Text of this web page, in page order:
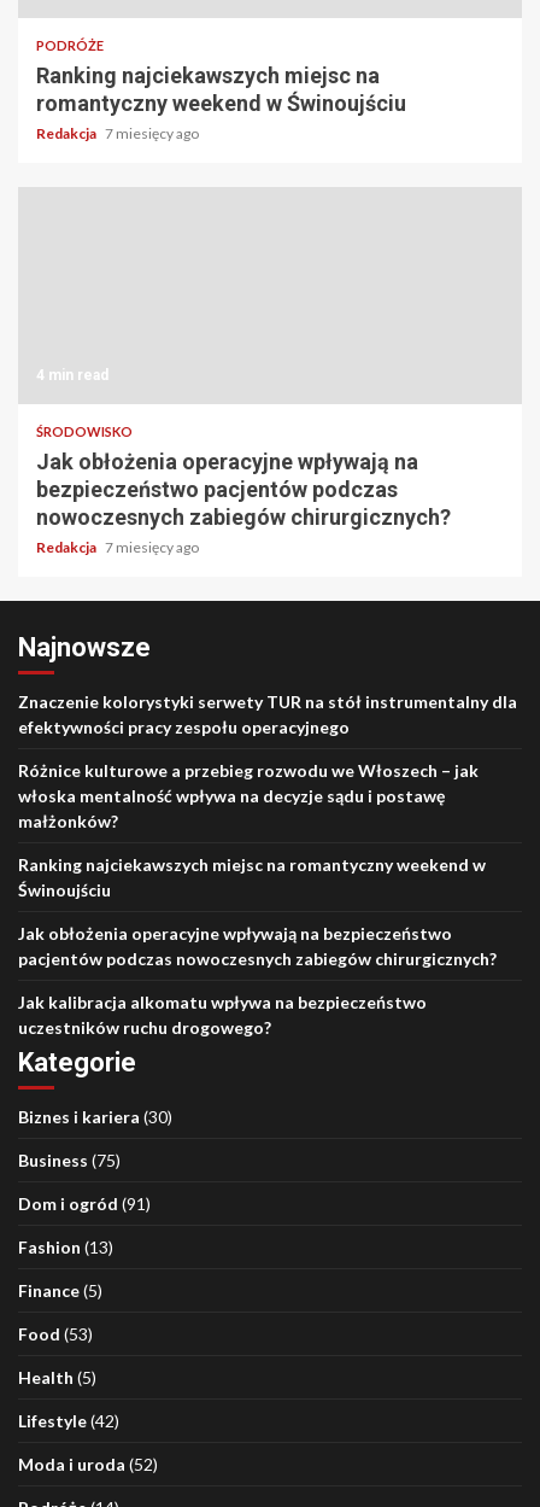
PODRÓŻE
Ranking najciekawszych miejsc na
romantyczny weekend w Świnoujściu
Redakcja 7 miesięcy ago
4 min read
ŚRODOWISKO
Jak obłożenia operacyjne wpływają na
bezpieczeństwo pacjentów podczas
nowoczesnych zabiegów chirurgicznych?
Redakcja 7 miesięcy ago
Najnowsze
Znaczenie kolorystyki serwety TUR na stół instrumentalny dla
efektywności pracy zespołu operacyjnego
Różnice kulturowe a przebieg rozwodu we Włoszech – jak
włoska mentalność wpływa na decyzje sądu i postawę
małżonków?
Ranking najciekawszych miejsc na romantyczny weekend w
Świnoujściu
Jak obłożenia operacyjne wpływają na bezpieczeństwo
pacjentów podczas nowoczesnych zabiegów chirurgicznych?
Jak kalibracja alkomatu wpływa na bezpieczeństwo
uczestników ruchu drogowego?
Kategorie
Biznes i kariera (30)
Business (75)
Dom i ogród (91)
Fashion (13)
Finance(5)
Food (53)
Health (5)
Lifestyle(42)
Moda i uroda (52)